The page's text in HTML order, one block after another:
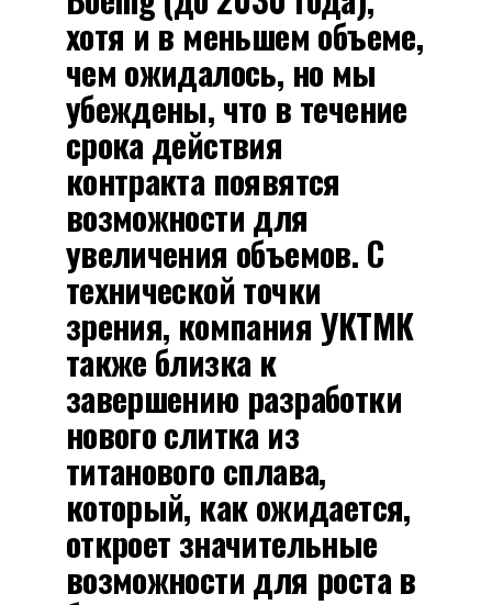
хотя и в меньшем объеме,
чем ожидалось, но мы
убеждены, что в течение
срока действия
контракта появятся
возможности для
увеличения объемов. С
технической точки
зрения, компания УКТМК
также близка к
завершению разработки
нового слитка из
титанового сплава,
который, как ожидается,
откроет значительные
возможности для роста в